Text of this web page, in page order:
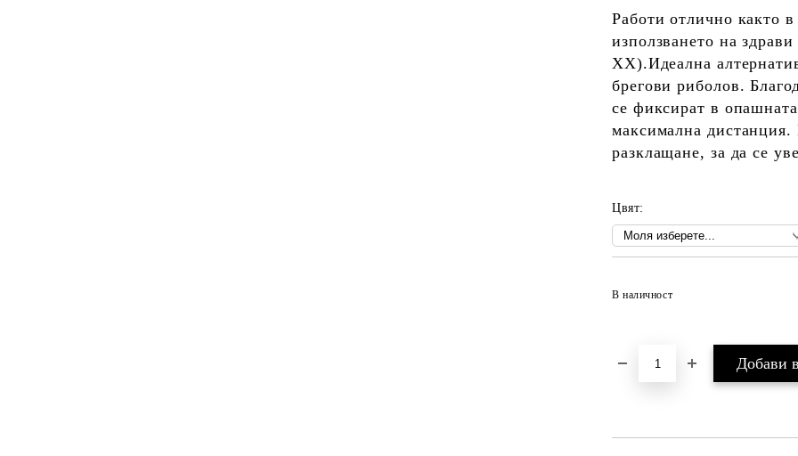
Работи отлично както в
използването на
XX).Идеална
брегови риболов.
се фиксират в
максимална дистанция.
разклащане, за да се
Цвят:
В наличност